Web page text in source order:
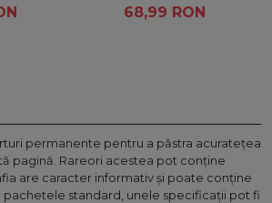
68,99 RON
permanente pentru a păstra acurateţea
pagină. Rareori acestea pot conţine
are caracter informativ şi poate conţine
pachetele standard, unele specificaţii pot fi